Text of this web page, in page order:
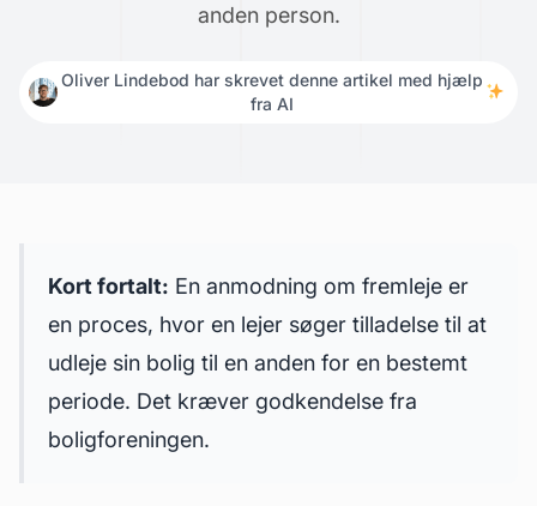
anden person.
Oliver Lindebod har skrevet denne artikel med hjælp
fra AI
Kort fortalt: En anmodning om fremleje er
en proces, hvor en lejer søger tilladelse til at
udleje sin bolig til en anden for en bestemt
periode. Det kræver godkendelse fra
boligforeningen.